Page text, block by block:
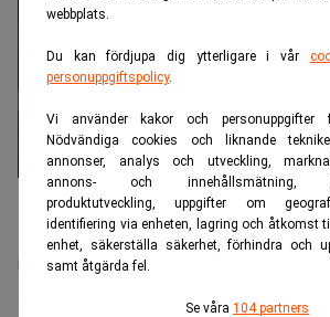
webbplats.
Du kan fördjupa dig ytterligare i vår
personuppgiftspolicy.
Vi använder kakor och personuppgifter
Nödvändiga cookies och liknande
annonser, analys och utveckling,
annons- och innehållsmätning,
produktutveckling, uppgifter om
identifiering via enheten, lagring och åtkomst
enhet, säkerställa säkerhet, förhindra och
samt åtgärda fel.
Se våra 104 partners
Ett omfattande dataintrång drabbat
Images)
Karin
Andersen